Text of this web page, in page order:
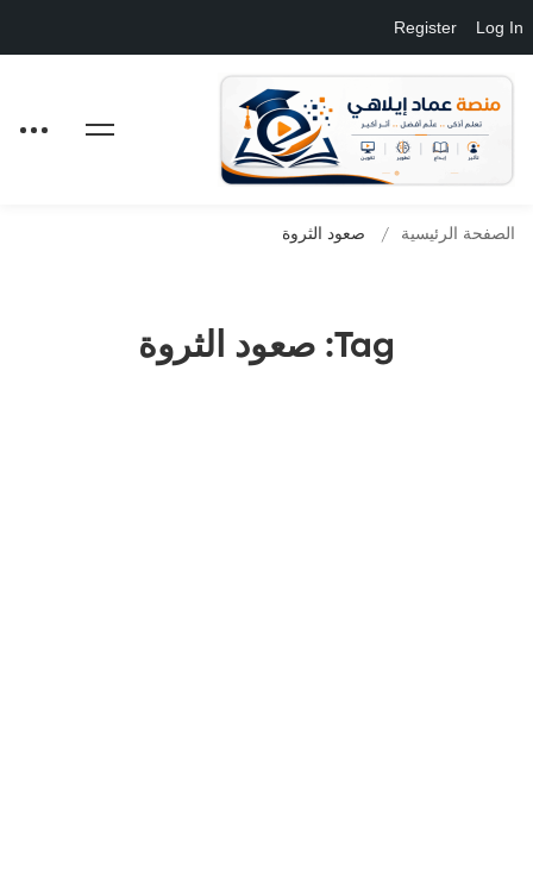
Log In
Register
Tag: صعود الثروة
الصفحة الرئيسية صعود الثروة